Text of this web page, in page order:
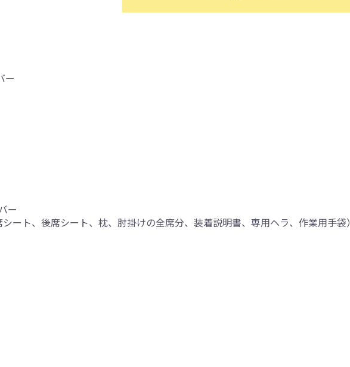
ー
ー
ート、後席シート、枕、肘掛けの全席分、装着説明書、専用ヘラ、作業用手袋）